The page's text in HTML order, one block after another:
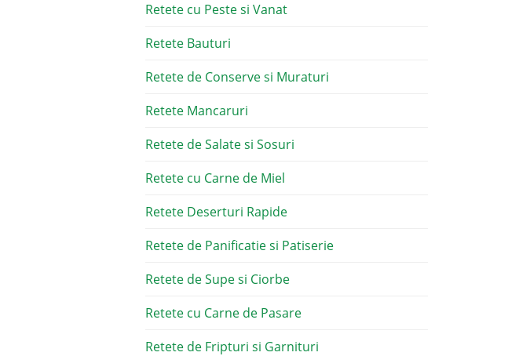
Retete cu Peste si Vanat
Retete Bauturi
Retete de Conserve si Muraturi
Retete Mancaruri
Retete de Salate si Sosuri
Retete cu Carne de Miel
Retete Deserturi Rapide
Retete de Panificatie si Patiserie
Retete de Supe si Ciorbe
Retete cu Carne de Pasare
Retete de Fripturi si Garnituri